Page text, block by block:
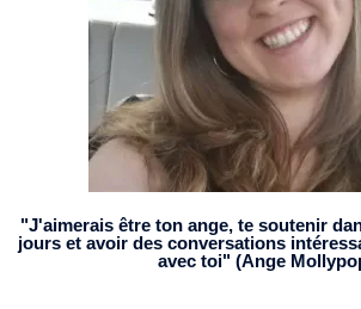
"J'aimerais être ton ange, te soutenir
jours et avoir des conversations
avec toi" (Ange